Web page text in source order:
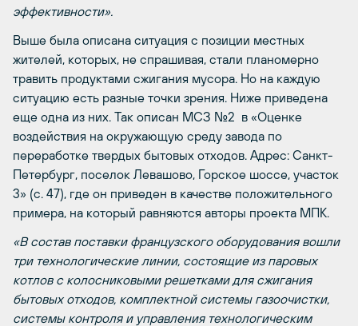
эффективности».
Выше была описана ситуация с позиции местных
жителей, которых, не спрашивая, стали планомерно
травить продуктами сжигания мусора. Но на каждую
ситуацию есть разные точки зрения. Ниже приведена
еще одна из них. Так описан МСЗ №2 в «Оценке
воздействия на окружающую среду завода по
переработке твердых бытовых отходов. Адрес: Санкт-
Петербург, поселок Левашово, Горское шоссе, участок
3» (с. 47), где он приведен в качестве положительного
примера, на который равняются авторы проекта МПК.
«В состав поставки французского оборудования вошли
три технологические линии, состоящие из паровых
котлов с колосниковыми решетками для сжигания
бытовых отходов, комплектной системы газоочистки,
системы контроля и управления технологическим